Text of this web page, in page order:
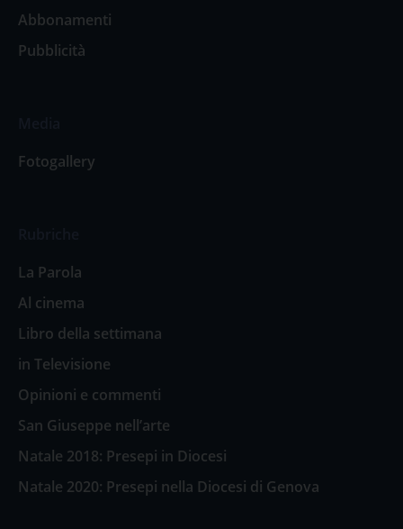
Abbonamenti
Pubblicità
Fotogallery
La Parola
Al cinema
Libro della settimana
in Televisione
Opinioni e commenti
San Giuseppe nell’arte
Natale 2018: Presepi in Diocesi
Natale 2020: Presepi nella Diocesi di Genova